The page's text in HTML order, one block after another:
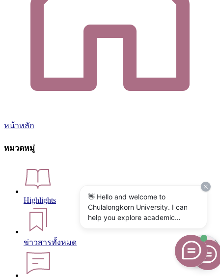
หน้าหลัก
หมวดหมู่
Highlights
ข่าวสารทั้งหมด
👋 Hello and welcome to
Chulalongkorn University. I can
help you explore academic